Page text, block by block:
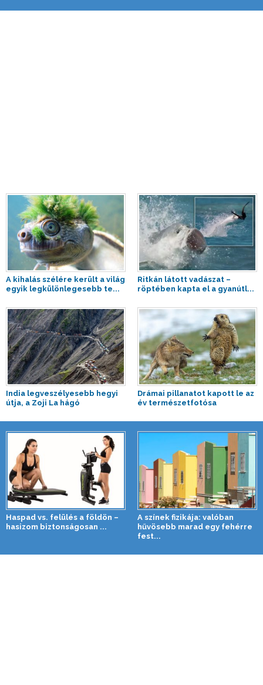
A kihalás szélére került a világ
egyik legkülönlegesebb te...
Ritkán látott vadászat –
röptében kapta el a gyanútl...
India legveszélyesebb hegyi
útja, a Zoji La hágó
Drámai pillanatot kapott le az
év természetfotósa
Haspad vs. felülés a földön –
hasizom biztonságosan ...
A színek fizikája: valóban
hűvösebb marad egy fehérre
fest...